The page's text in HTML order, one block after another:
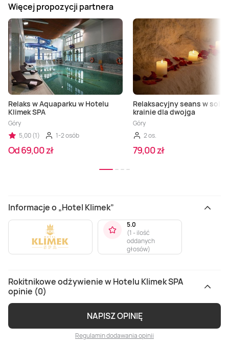
Więcej propozycji partnera
Relaks w Aquaparku w Hotelu
Klimek SPA
Góry
5,00 (1)
1-2 osób
Od 69,00 zł
Relaksacyjny seans w
krainie dla dwojga
Góry
2 os.
79,00 zł
Informacje o „Hotel Klimek”
5.0
(1 - ilość
oddanych
głosów)
Rokitnikowe odżywienie w Hotelu Klimek SPA
opinie (0)
NAPISZ OPINIĘ
Regulamin dodawania opinii